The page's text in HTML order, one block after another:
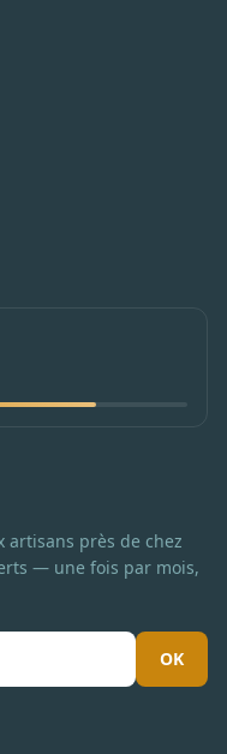
artisans près de chez
— une fois par mois,
OK